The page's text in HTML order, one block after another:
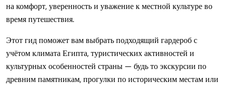
на комфорт, уверенность и уважение к местной культуре во
время путешествия.
Этот гид поможет вам выбрать подходящий гардероб с
учётом климата Египта, туристических активностей и
культурных особенностей страны — будь то экскурсии по
древним памятникам, прогулки по историческим местам или